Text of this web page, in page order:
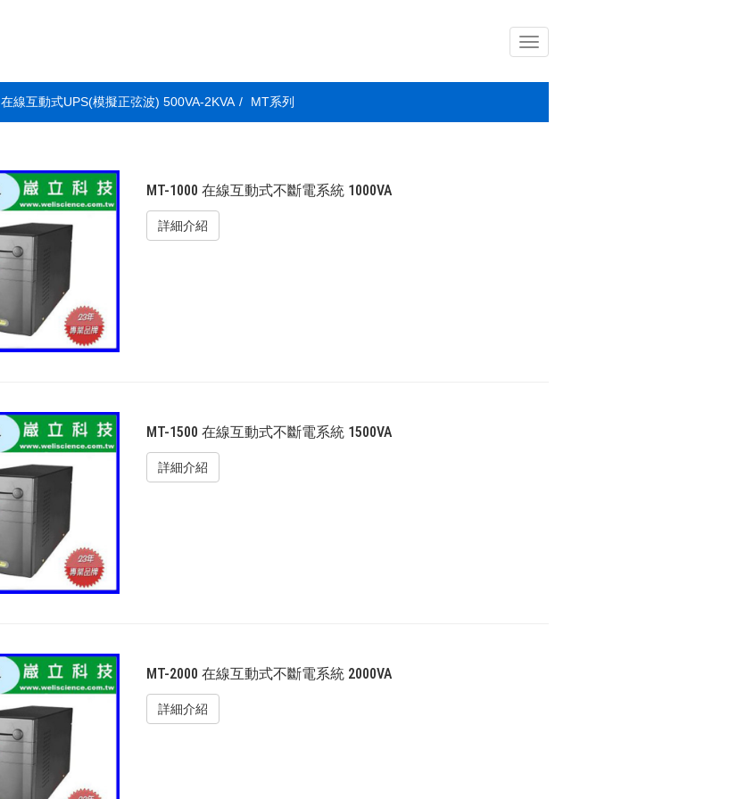
導
覽
列
在線互動式UPS(模擬正弦波) 500VA-2KVA MT系列
MT-1000 在線互動式不斷電系統 1000VA
詳細介紹
MT-1500 在線互動式不斷電系統 1500VA
詳細介紹
MT-2000 在線互動式不斷電系統 2000VA
詳細介紹